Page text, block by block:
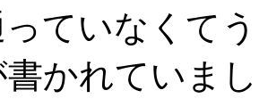
っていなくて
書かれていま